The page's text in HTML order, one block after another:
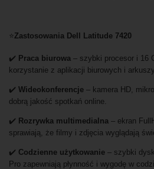
⭐Zastosowania Dell Latitude 7420
✔️ Praca biurowa – szybki procesor i 16
korzystanie z aplikacji biurowych i
✔️ Wideokonferencje – kamera HD,
dobrą jakość spotkań online.
✔️ Rozrywka multimedialna – ekran
sprawiają, że filmy i zdjęcia wyglądają
✔️ Codzienne użytkowanie – szybki
Pro zapewniają płynność i wygodę w